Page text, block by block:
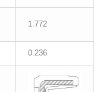
1.772
0.236